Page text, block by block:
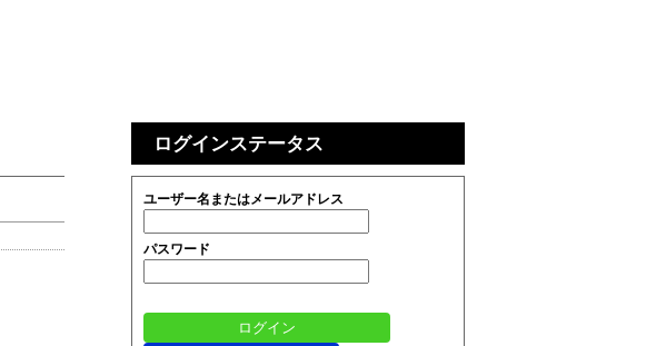
ログインステータス
ユーザー名またはメールアドレス
パスワード